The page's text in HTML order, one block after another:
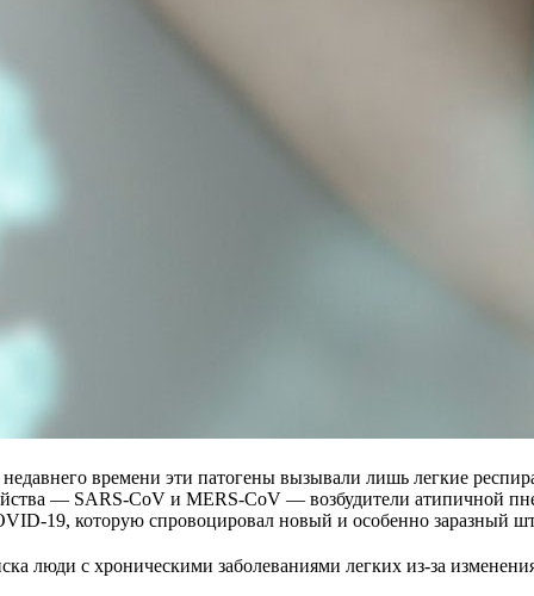
времени эти патогены вызывали лишь легкие
— SARS-CoV и MERS-CoV — возбудители атипичной
19, которую спровоцировал новый и особенно заразный
люди с хроническими заболеваниями легких из-за